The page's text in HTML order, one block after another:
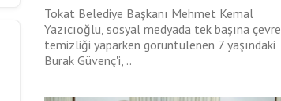
Tokat Belediye Başkanı Mehmet Kemal
Yazıcıoğlu, sosyal medyada tek başına çevre
temizliği yaparken görüntülenen 7 yaşındaki
Burak Güvenç'i, ..